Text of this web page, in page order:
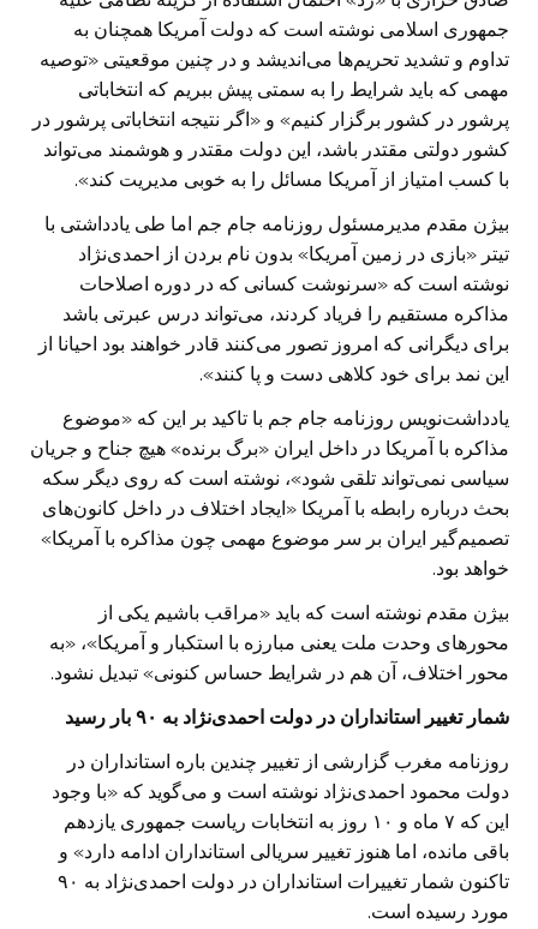
جمهوری اسلامی نوشته است که دولت آمریکا همچنان به
تداوم و تشدید تحریم‌ها می‌اندیشد و در چنین موقعیتی «توصیه
مهمی که باید شرایط را به سمتی پیش ببریم که انتخاباتی
پرشور در کشور برگزار کنیم» و «اگر نتیجه انتخاباتی پرشور در
کشور دولتی مقتدر باشد، ‌این دولت مقتدر و هوشمند می‌تواند
با کسب امتیاز از آمریکا‌ مسائل را به خوبی مدیریت کند».
بیژن مقدم مدیرمسئول روزنامه جام جم اما طی یادداشتی با
تیتر «بازی در زمین آمریکا» بدون نام بردن از احمدی‌نژاد
نوشته است که «سرنوشت کسانی که در دوره اصلاحات
مذاکره مستقیم را فریاد کردند، می‌تواند درس عبرتی باشد
برای دیگرانی که امروز تصور می‌کنند قادر خواهند بود احیانا از
این نمد برای خود کلاهی دست و پا کنند».
یادداشت‌نویس روزنامه جام جم با تاکید بر این که «موضوع
مذاکره با آمریکا در داخل ایران «برگ برنده» هیچ جناح و جریان
سیاسی نمی‌تواند تلقی شود»، نوشته است که روی دیگر سکه
بحث درباره رابطه با آمریکا «ایجاد اختلاف در داخل کانون‌های
تصمیم‌گیر ایران بر سر موضوع مهمی چون مذاکره با آمریکا»
خواهد بود.
بیژن مقدم نوشته است که باید «مراقب باشیم یکی از
محورهای وحدت ملت یعنی مبارزه با استکبار و آمریکا»، «به
محور اختلاف، آن هم در شرایط حساس کنونی» تبدیل نشود.
شمار تغییر استانداران در دولت احمدی‌نژاد به ۹۰ بار رسید
روزنامه مغرب گزارشی از تغییر چندین باره استانداران در
دولت محمود احمدی‌نژاد نوشته است و می‌گوید که «با وجود
این که ۷ ماه و ۱۰ روز به انتخابات ریاست جمهوری یازدهم
باقی مانده، اما هنوز تغییر سریالی استانداران ادامه دارد» و
تاکنون شمار تغییرات استانداران در دولت احمدی‌نژاد به ۹۰
مورد رسیده است.